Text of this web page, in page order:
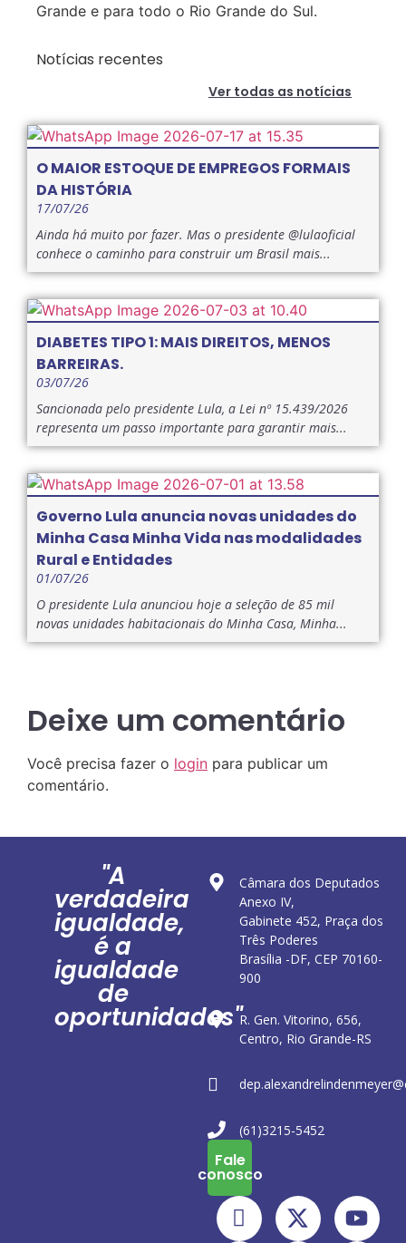
Grande e para todo o Rio Grande do Sul.
Notícias recentes
Ver todas as notícias
O MAIOR ESTOQUE DE EMPREGOS FORMAIS
DA HISTÓRIA
17/07/26
Ainda há muito por fazer. Mas o presidente @lulaoficial
conhece o caminho para construir um Brasil mais...
DIABETES TIPO 1: MAIS DIREITOS, MENOS
BARREIRAS.
03/07/26
Sancionada pelo presidente Lula, a Lei nº 15.439/2026
representa um passo importante para garantir mais...
Governo Lula anuncia novas unidades do
Minha Casa Minha Vida nas modalidades
Rural e Entidades
01/07/26
O presidente Lula anunciou hoje a seleção de 85 mil
novas unidades habitacionais do Minha Casa, Minha...
Deixe um comentário
Você precisa fazer o login para publicar um
comentário.
"A
verdadeira
igualdade,
é a
igualdade
de
oportunidades"
Câmara dos Deputados
Anexo IV,
Gabinete 452, Praça dos
Três Poderes
Brasília -DF, CEP 70160-
900
R. Gen. Vitorino, 656,
Centro, Rio Grande-RS
(61)3215-5452
Fale
conosco